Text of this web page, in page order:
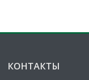
КОНТАКТЫ